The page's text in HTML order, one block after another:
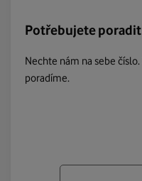
Potřebujete
Nechte nám na sebe
poradíme.